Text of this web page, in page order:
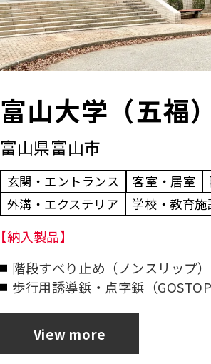
富山大学（五福
図書館
富山県富山市
玄関・エントランス 客室・居室
外溝・エクステリア
学校・教育施
【納入製品】
階段すべり止め（ノンスリップ）
歩行用誘導鋲・点字鋲（GOSTOP
View more